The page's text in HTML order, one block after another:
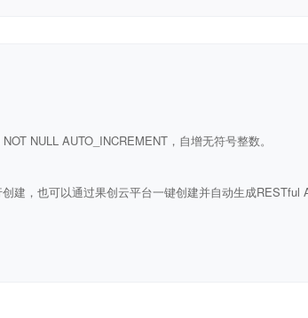
NULL AUTO_INCREMENT，自增无符号整数。
建，也可以通过果创云平台一键创建并自动生成RESTful